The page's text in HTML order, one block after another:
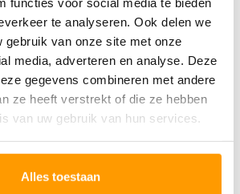
te analyseren. Ook delen we
gebruik van onze site met onze
media, adverteren en analyse. Deze
gegevens combineren met andere
ze heeft verstrekt of die ze hebben
van uw gebruik van hun services.
Alles toestaan
niet goed meer